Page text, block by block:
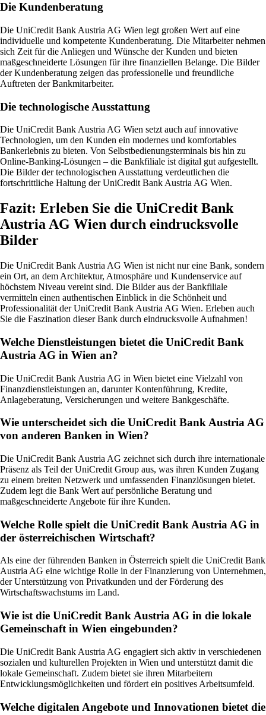
Die Kundenberatung
Die UniCredit Bank Austria AG Wien legt großen Wert auf eine
individuelle und kompetente Kundenberatung. Die Mitarbeiter nehmen
sich Zeit für die Anliegen und Wünsche der Kunden und bieten
maßgeschneiderte Lösungen für ihre finanziellen Belange. Die Bilder
der Kundenberatung zeigen das professionelle und freundliche
Auftreten der Bankmitarbeiter.
Die technologische Ausstattung
Die UniCredit Bank Austria AG Wien setzt auch auf innovative
Technologien, um den Kunden ein modernes und komfortables
Bankerlebnis zu bieten. Von Selbstbedienungsterminals bis hin zu
Online-Banking-Lösungen – die Bankfiliale ist digital gut aufgestellt.
Die Bilder der technologischen Ausstattung verdeutlichen die
fortschrittliche Haltung der UniCredit Bank Austria AG Wien.
Fazit: Erleben Sie die UniCredit Bank
Austria AG Wien durch eindrucksvolle
Bilder
Die UniCredit Bank Austria AG Wien ist nicht nur eine Bank, sondern
ein Ort, an dem Architektur, Atmosphäre und Kundenservice auf
höchstem Niveau vereint sind. Die Bilder aus der Bankfiliale
vermitteln einen authentischen Einblick in die Schönheit und
Professionalität der UniCredit Bank Austria AG Wien. Erleben auch
Sie die Faszination dieser Bank durch eindrucksvolle Aufnahmen!
Welche Dienstleistungen bietet die UniCredit Bank
Austria AG in Wien an?
Die UniCredit Bank Austria AG in Wien bietet eine Vielzahl von
Finanzdienstleistungen an, darunter Kontenführung, Kredite,
Anlageberatung, Versicherungen und weitere Bankgeschäfte.
Wie unterscheidet sich die UniCredit Bank Austria AG
von anderen Banken in Wien?
Die UniCredit Bank Austria AG zeichnet sich durch ihre internationale
Präsenz als Teil der UniCredit Group aus, was ihren Kunden Zugang
zu einem breiten Netzwerk und umfassenden Finanzlösungen bietet.
Zudem legt die Bank Wert auf persönliche Beratung und
maßgeschneiderte Angebote für ihre Kunden.
Welche Rolle spielt die UniCredit Bank Austria AG in
der österreichischen Wirtschaft?
Als eine der führenden Banken in Österreich spielt die UniCredit Bank
Austria AG eine wichtige Rolle in der Finanzierung von Unternehmen,
der Unterstützung von Privatkunden und der Förderung des
Wirtschaftswachstums im Land.
Wie ist die UniCredit Bank Austria AG in die lokale
Gemeinschaft in Wien eingebunden?
Die UniCredit Bank Austria AG engagiert sich aktiv in verschiedenen
sozialen und kulturellen Projekten in Wien und unterstützt damit die
lokale Gemeinschaft. Zudem bietet sie ihren Mitarbeitern
Entwicklungsmöglichkeiten und fördert ein positives Arbeitsumfeld.
Welche digitalen Angebote und Innovationen bietet die